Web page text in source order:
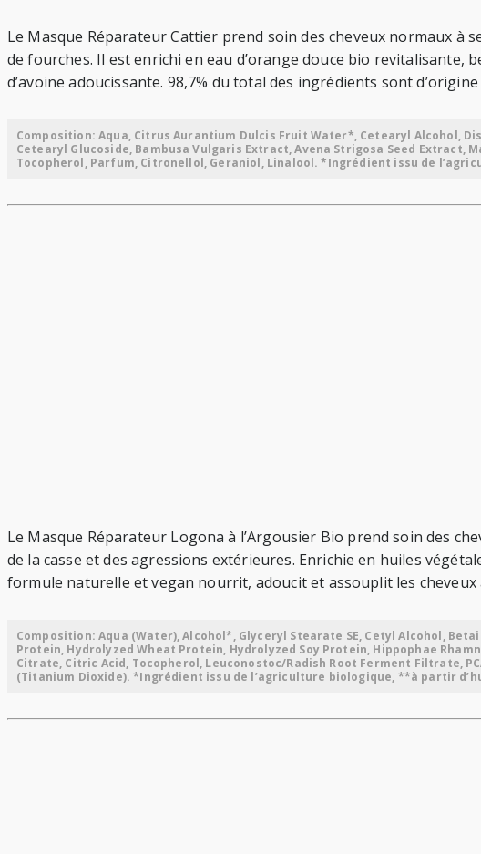
Le Masque Réparateur Cattier prend soin des cheveux normaux
de fourches. Il est enrichi en eau d’orange douce bio
d’avoine adoucissante. 98,7% du total des ingrédients sont
Composition: Aqua, Citrus Aurantium Dulcis Fruit Water*, Cetearyl Alcohol,
Cetearyl Glucoside, Bambusa Vulgaris Extract, Avena Strigosa Seed
Tocopherol, Parfum, Citronellol, Geraniol, Linalool. *Ingrédient issu de
Le Masque Réparateur Logona à l’Argousier Bio prend soin des
de la casse et des agressions extérieures. Enrichie en huiles
formule naturelle et vegan nourrit, adoucit et assouplit les
Composition: Aqua (Water), Alcohol*, Glyceryl Stearate SE, Cetyl Alcohol,
Protein, Hydrolyzed Wheat Protein, Hydrolyzed Soy Protein, Hippophae
Citrate, Citric Acid, Tocopherol, Leuconostoc/Radish Root Ferment Filtrate,
(Titanium Dioxide). *Ingrédient issu de l’agriculture biologique, **à partir